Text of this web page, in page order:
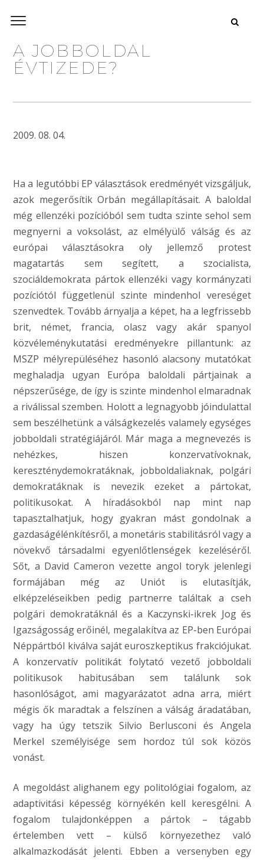
A JOBBOLDAL
ÉVTIZEDE?
2009. 08. 04.
Ha a legutóbbi EP választások eredményét vizsgáljuk,
azok megerősítik Orbán megállapításait. A baloldal
még ellenzéki pozícióból sem tudta szinte sehol sem
megnyerni a voksolást, az elmélyülő válság és az
európai választásokra oly jellemző protest
magatartás sem segített, a szocialista,
szociáldemokrata pártok ellenzéki vagy kormányzati
pozíciótól függetlenül szinte mindenhol vereséget
szenvedtek. Tovább árnyalja a képet, ha a legfrissebb
brit, német, francia, olasz vagy akár spanyol
közvéleménykutatási eredményekre pillantunk: az
MSZP mélyrepüléséhez hasonló alacsony mutatókat
meghaladja ugyan Európa baloldali pártjainak a
népszerűsége, de így is szinte mindenhol elmaradnak
a riválissal szemben. Holott a legnagyobb jóindulattal
sem beszélhetünk a válságkezelés valamely egységes
jobboldali stratégiájáról. Már maga a megnevezés is
nehézkes, hiszen konzervatívoknak,
kereszténydemokratáknak, jobboldaliaknak, polgári
demokratáknak is nevezik ezeket a pártokat,
politikusokat. A híradásokból nap mint nap
tapasztalhatjuk, hogy gyakran mást gondolnak a
gazdaságélénkítésről, a monetáris stabilitásról vagy a
növekvő társadalmi egyenlőtlenségek kezeléséről.
Sőt, a David Cameron vezette angol toryk jelenlegi
formájában még az Uniót is elutasítják,
elképzeléseikben pedig partnerre találtak a cseh
polgári demokratáknál és a Kaczynski-ikrek Jog és
Igazságosság erőinél, megalakítva az EP-ben Európai
Néppártból kiválva saját euroszkeptikus frakciójukat.
A konzervatív politikát folytató vezető jobboldali
politikusok habitusában sem találunk sok
hasonlóságot, ami magyarázatot adna arra, miért
mégis ők maradtak a felszínen a válság áradatában,
vagy ha úgy tetszik Silvio Berlusconi és Angela
Merkel személyisége sem hordoz túl sok közös
vonást.
A megoldást alighanem egy politológiai fogalom, az
adaptivitási képesség környékén kell keresgélni. A
fogalom tulajdonképpen a pártok – tágabb
értelemben vett – külső környezethez való
alkalmazkodását jelenti. Ebben a versenyben egy